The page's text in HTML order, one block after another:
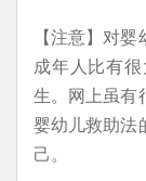
【注意】对
成年人比有
生。网上虽有
婴幼儿救助法
己。